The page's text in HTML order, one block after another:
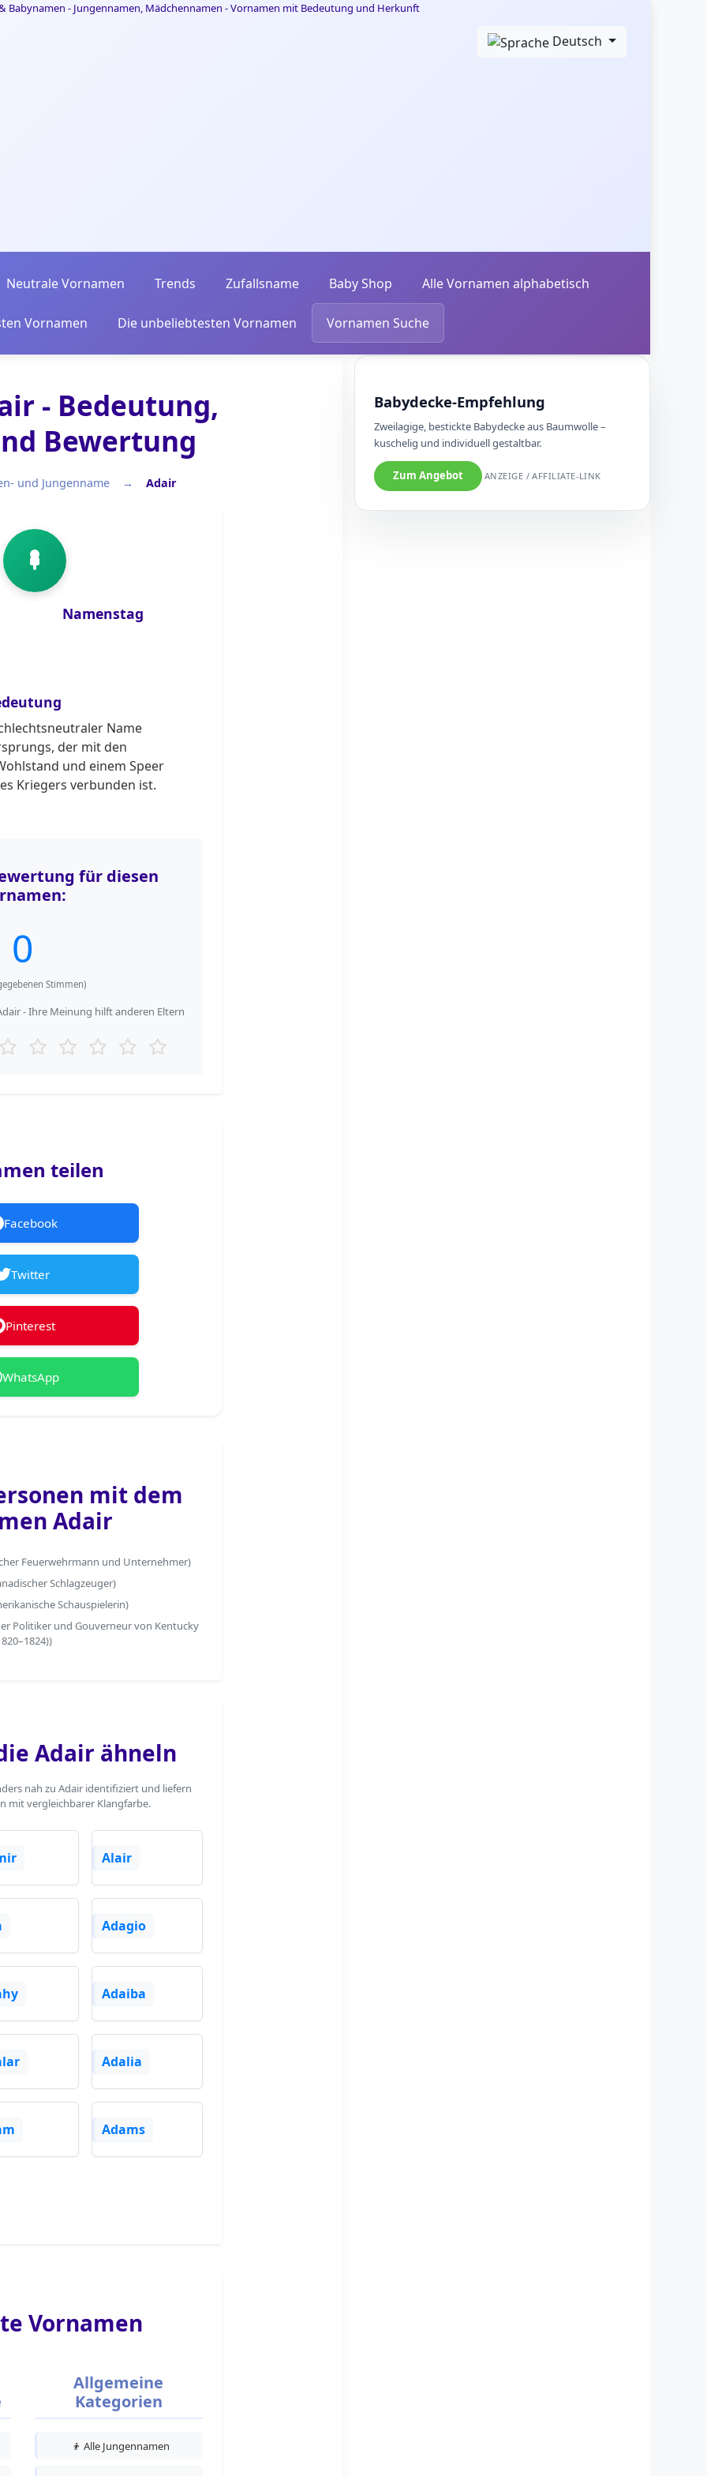
Deutsch
Neutrale Vornamen Trends Zufallsname Baby Shop Alle Vornamen alphabetisch
Vornamen Die unbeliebtesten Vornamen Vornamen Suche
- Bedeutung,
Bewertung
und Jungenname Adair
Mädchen- und Jungenname
Namenstag
Name
der mit den
und einem Speer
Kriegers verbunden ist.
für diesen
0
Stimmen)
- Ihre Meinung hilft anderen Eltern
teilen
Facebook
Twitter
Pinterest
WhatsApp
mit dem
Adair
Feuerwehrmann und Unternehmer)
Schlagzeuger)
Schauspielerin)
Politiker und Gouverneur von Kentucky
Adair ähneln
nah zu Adair identifiziert und liefern
mit vergleichbarer Klangfarbe.
Alair
Adagio
Adaiba
Adalia
Adams
Vornamen
Allgemeine
Kategorien
👦 Alle Jungennamen
Babydecke-Empfehlung
Zweilagige, bestickte Babydecke aus Baumwolle –
kuschelig und individuell gestaltbar.
Zum Angebot ANZEIGE / AFFILIATE-LINK